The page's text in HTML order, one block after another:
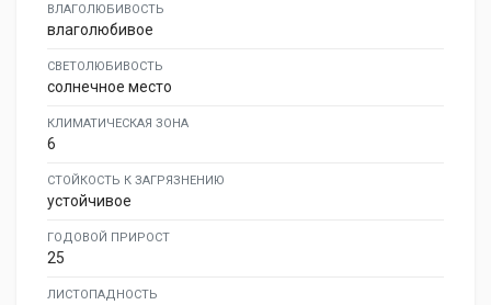
ВЛАГОЛЮБИВОСТЬ
влаголюбивое
СВЕТОЛЮБИВОСТЬ
солнечное место
КЛИМАТИЧЕСКАЯ ЗОНА
6
СТОЙКОСТЬ К ЗАГРЯЗНЕНИЮ
устойчивое
ГОДОВОЙ ПРИРОСТ
25
ЛИСТОПАДНОСТЬ